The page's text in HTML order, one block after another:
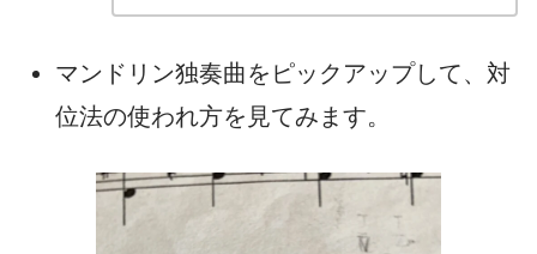
マンドリン独奏曲をピックアップして、対
位法の使われ方を見てみます。